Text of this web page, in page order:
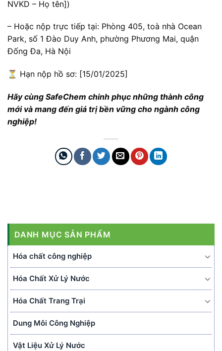
DANH MỤC SẢN PHẨM
Hóa chất công nghiệp
Hóa Chất Xử Lý Nước
Hóa Chất Trang Trại
Dung Môi Công Nghiệp
Vật Liệu Xử Lý Nước
NVKD – Họ tên])
– Hoặc nộp trực tiếp tại: Phòng 405, toà nhà Ocean
Park, số 1 Đào Duy Anh, phường Phương Mai, quận
Đống Đa, Hà Nội
⏳ Hạn nộp hồ sơ: [15/01/2025]
Hãy cùng SafeChem chinh phục những thành công
mới và mang đến giá trị bền vững cho ngành công
nghiệp!